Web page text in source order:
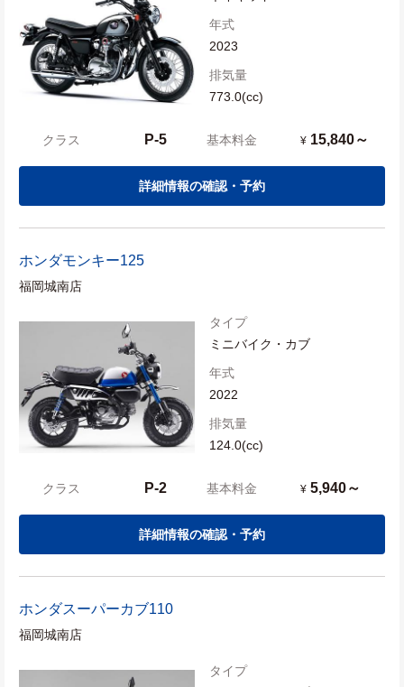
年式
2023
排気量
773.0(cc)
クラス P-5 基本料金 ¥ 15,840～
詳細情報の確認・予約
ホンダモンキー125
福岡城南店
タイプ
ミニバイク・カブ
年式
2022
排気量
124.0(cc)
クラス P-2 基本料金 ¥ 5,940～
詳細情報の確認・予約
ホンダスーパーカブ110
福岡城南店
タイプ